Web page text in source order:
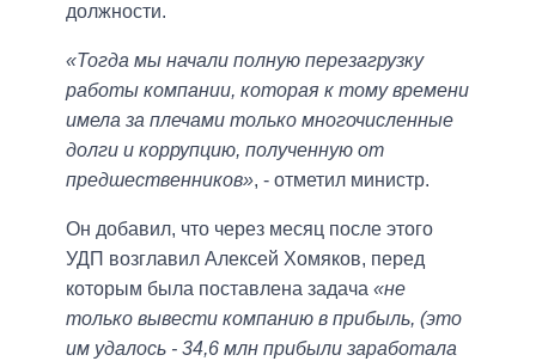
должности.
«Тогда мы начали полную перезагрузку
работы компании, которая к тому времени
имела за плечами только многочисленные
долги и коррупцию, полученную от
предшественников», - отметил министр.
Он добавил, что через месяц после этого
УДП возглавил Алексей Хомяков, перед
которым была поставлена задача «не
только вывести компанию в прибыль, (это
им удалось - 34,6 млн прибыли заработала